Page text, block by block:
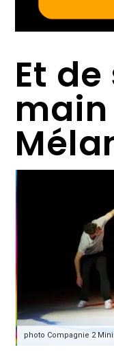
Et
photo Compagnie 2